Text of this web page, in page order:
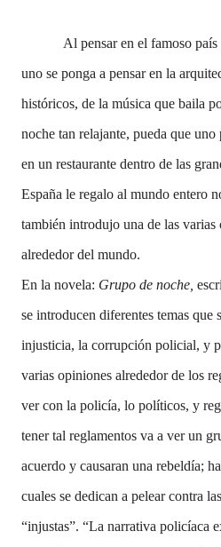
Al pensar en el famoso país
uno se ponga a pensar en la
históricos, de la música que baila
noche tan relajante, pueda que
en un restaurante dentro de las
España le regalo al mundo entero
también introdujo una de las varias
alrededor del mundo.
En la novela: Grupo de noche,
se introducen diferentes temas que
injusticia, la corrupción policial, y
varias opiniones alrededor de los
ver con la policía, lo políticos, y
tener tal reglamentos va a ver un
acuerdo y causaran una rebeldía;
cuales se dedican a pelear contra
“injustas”. “La narrativa policíaca